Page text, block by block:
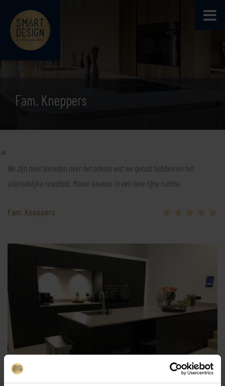
Fam. Kneppers
We zijn heel tevreden over het advies wat we gehad hebben en het
uiteindelijke resultaat. Mooie keuken in een hele fijne ruimte.
Fam. Kneppers